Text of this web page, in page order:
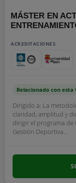
MÁSTER EN
ACREDITACIONES
Relacionado con
Dirigido a: La
claridad, amplitud y
dirigir el programa de
Gestión Deportiva...